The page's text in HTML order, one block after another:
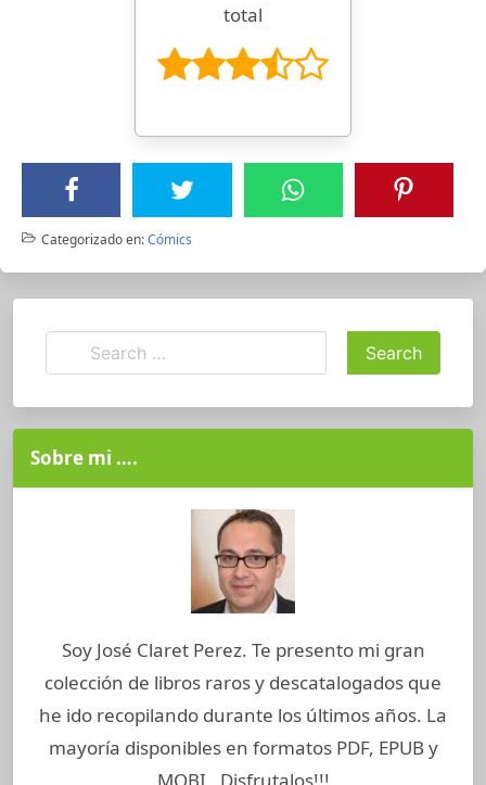
total
Categorizado en:Cómics
Sobre mi ….
Soy José Claret Perez. Te presento mi gran
colección de libros raros y descatalogados que
he ido recopilando durante los últimos años. La
mayoría disponibles en formatos PDF, EPUB y
MOBI . Disfrutalos!!!